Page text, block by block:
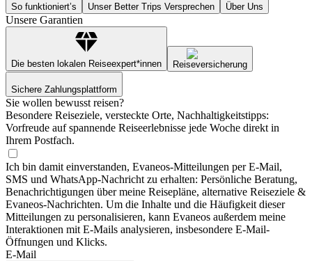
So funktioniert’s Unser Better Trips Versprechen Über Uns
Unsere Garantien
Die besten lokalen Reiseexpert*innen Reiseversicherung
Sichere Zahlungsplattform
Sie wollen bewusst reisen?
Besondere Reiseziele, versteckte Orte, Nachhaltigkeitstipps:
Vorfreude auf spannende Reiseerlebnisse jede Woche direkt in
Ihrem Postfach.
Ich bin damit einverstanden, Evaneos-Mitteilungen per E-Mail,
SMS und WhatsApp-Nachricht zu erhalten: Persönliche Beratung,
Benachrichtigungen über meine Reisepläne, alternative Reiseziele &
Evaneos-Nachrichten. Um die Inhalte und die Häufigkeit dieser
Mitteilungen zu personalisieren, kann Evaneos außerdem meine
Interaktionen mit E-Mails analysieren, insbesondere E-Mail-
Öffnungen und Klicks.
E-Mail